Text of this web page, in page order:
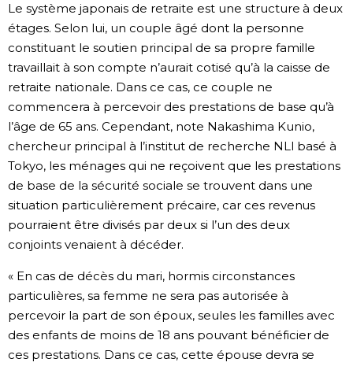
Le système japonais de retraite est une structure à deux
étages. Selon lui, un couple âgé dont la personne
constituant le soutien principal de sa propre famille
travaillait à son compte n’aurait cotisé qu’à la caisse de
retraite nationale. Dans ce cas, ce couple ne
commencera à percevoir des prestations de base qu’à
l’âge de 65 ans. Cependant, note Nakashima Kunio,
chercheur principal à l’institut de recherche NLI basé à
Tokyo, les ménages qui ne reçoivent que les prestations
de base de la sécurité sociale se trouvent dans une
situation particulièrement précaire, car ces revenus
pourraient être divisés par deux si l’un des deux
conjoints venaient à décéder.
« En cas de décès du mari, hormis circonstances
particulières, sa femme ne sera pas autorisée à
percevoir la part de son époux, seules les familles avec
des enfants de moins de 18 ans pouvant bénéficier de
ces prestations. Dans ce cas, cette épouse devra se